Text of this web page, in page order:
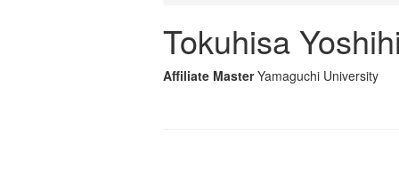
Tokuhisa
Affiliate Master Yamaguchi University